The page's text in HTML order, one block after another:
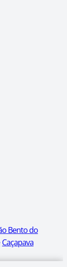
Bento do
Caçapava